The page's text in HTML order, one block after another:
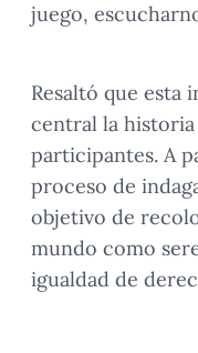
juego,
Resaltó que esta
central la historia
participantes. A
proceso de
objetivo de
mundo como
igualdad de